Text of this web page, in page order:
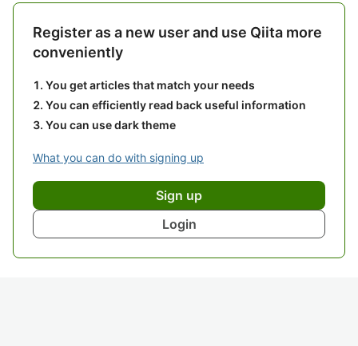
Register as a new user and use Qiita more
conveniently
You get articles that match your needs
You can efficiently read back useful information
You can use dark theme
What you can do with signing up
Sign up
Login